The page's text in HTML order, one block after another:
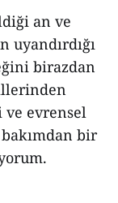
an ve
uyandırdığı
birazdan
ve evrensel
bir